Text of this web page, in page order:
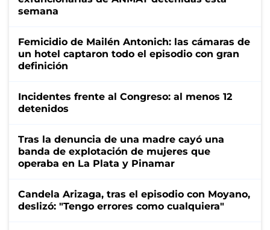
semana
Femicidio de Mailén Antonich: las cámaras de
un hotel captaron todo el episodio con gran
definición
Incidentes frente al Congreso: al menos 12
detenidos
Tras la denuncia de una madre cayó una
banda de explotación de mujeres que
operaba en La Plata y Pinamar
Candela Arizaga, tras el episodio con Moyano,
deslizó: "Tengo errores como cualquiera"